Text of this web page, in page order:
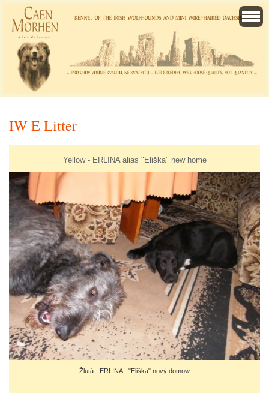
IW E Litter
Yellow - ERLINA alias "Eliška" new home
Žlutá - ERLINA - "Eliška" nový domow